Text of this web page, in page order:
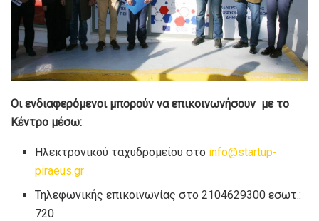
Οι ενδιαφερόμενοι μπορούν να επικοινωνήσουν με το
Κέντρο μέσω:
Ηλεκτρονικού ταχυδρομείου στο info@startup-
piraeus.gr
Τηλεφωνικής επικοινωνίας στο 2104629300 εσωτ.:
720